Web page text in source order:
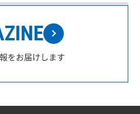
をお届けします